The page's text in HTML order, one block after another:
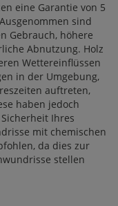
eine Garantie von 5
sind
Gebrauch, höhere
Abnutzung. Holz
Wettereinflüssen
in der Umgebung,
auftreten,
haben jedoch
Ihres
mit chemischen
da dies zur
stellen